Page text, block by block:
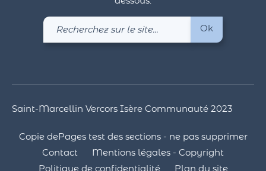
Entrez les mots de votre recherche dans la zone ci-
dessous.
Copie dePages test des sections - ne pas supprimer